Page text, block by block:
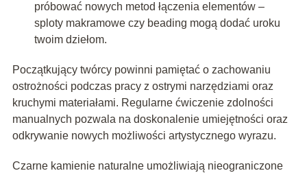
próbować nowych metod łączenia elementów –
sploty makramowe czy beading mogą dodać uroku
twoim dziełom.
Początkujący twórcy powinni pamiętać o zachowaniu
ostrożności podczas pracy z ostrymi narzędziami oraz
kruchymi materiałami. Regularne ćwiczenie zdolności
manualnych pozwala na doskonalenie umiejętności oraz
odkrywanie nowych możliwości artystycznego wyrazu.
Czarne kamienie naturalne umożliwiają nieograniczone